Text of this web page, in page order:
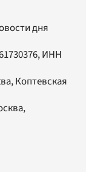
дня
ИНН
Коптевская
,